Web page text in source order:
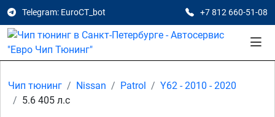
Telegram: EuroCT_bot +7 812 660-51-08
Чип тюнинг Nissan Patrol
Y62 - 2010 - 2020
5.6 405 л.с